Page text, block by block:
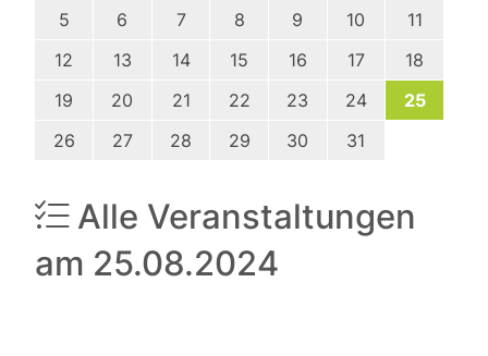
5
6 7 8 9 10
11
12
13 14 15 16 17
18
19
20 21 22 23 24
25
26
27 28 29 30 31
Alle Veranstaltungen
am 25.08.2024